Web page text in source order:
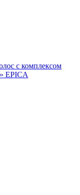
с комплексом
EPICA